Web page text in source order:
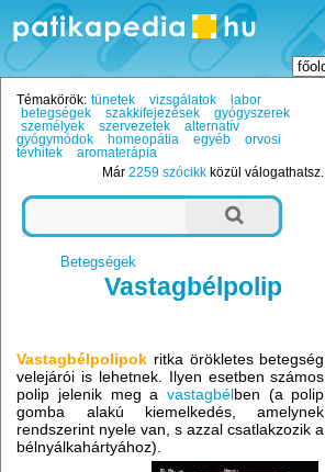
Témakörök: tünetek vizsgálatok
labor
betegségek
szakkifejezések
gyógyszerek
személyek
szervezetek
alternatív
gyógymódok
homeopátia egyéb
orvosi
tévhitek
aromaterápia
Már2259 szócikk közül válogathatsz.
Betegségek
Vastagbélpolip
Vastagbélpolipok ritka örökletes betegség
velejárói is lehetnek. Ilyen esetben számos
polip jelenik meg avastagbélben (a polip
gomba alakú kiemelkedés, amelynek
rendszerint nyele van, s azzal csatlakzozik a
bélnyálkahártyához).